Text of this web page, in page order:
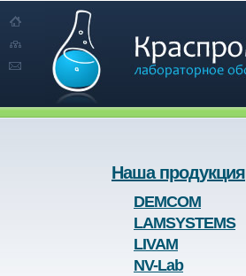
Наша продукция
DEMCOM
LAMSYSTEMS
LIVAM
NV-Lab